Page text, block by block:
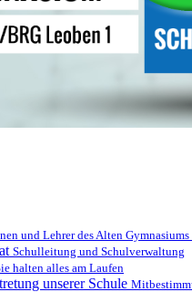
und Lehrer des Alten
Schulleitung und Schulverwaltung
halten alles am Laufen
unserer Schule